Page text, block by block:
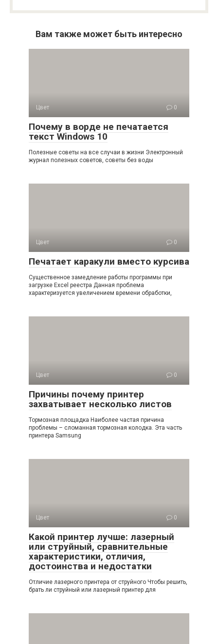
Вам также может быть интересно
Цвет 0
Почему в ворде не печатается
текст Windows 10
Полезные советы на все случаи в жизни Электронный
журнал полезных советов, советы без воды
Цвет 0
Печатает каракули вместо курсива
Существенное замедление работы программы при
загрузке Excel реестра Данная проблема
характеризуется увеличением времени обработки,
Цвет 0
Причины почему принтер
захватывает несколько листов
Тормозная площадка Наиболее частая причина
проблемы – сломанная тормозная колодка. Эта часть
принтера Samsung
Цвет 0
Какой принтер лучше: лазерный
или струйный, сравнительные
характеристики, отличия,
достоинства и недостатки
Отличие лазерного принтера от струйного Чтобы решить,
брать ли струйный или лазерный принтер для